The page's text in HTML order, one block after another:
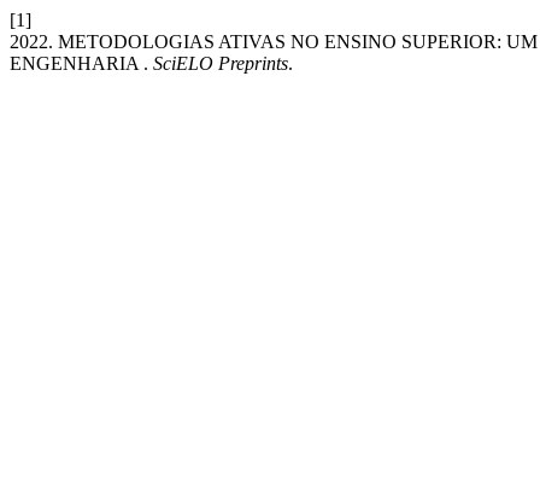
[1]
2022. METODOLOGIAS ATIVAS NO ENSINO SUPERIOR:
ENGENHARIA . SciELO Preprints.